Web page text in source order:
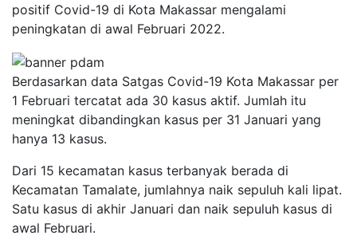
positif Covid-19 di Kota Makassar mengalami
peningkatan di awal Februari 2022.
Berdasarkan data Satgas Covid-19 Kota Makassar per
1 Februari tercatat ada 30 kasus aktif. Jumlah itu
meningkat dibandingkan kasus per 31 Januari yang
hanya 13 kasus.
Dari 15 kecamatan kasus terbanyak berada di
Kecamatan Tamalate, jumlahnya naik sepuluh kali lipat.
Satu kasus di akhir Januari dan naik sepuluh kasus di
awal Februari.